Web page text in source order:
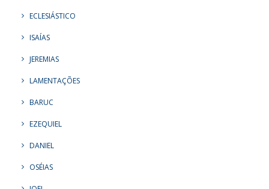
ECLESIÁSTICO
ISAÍAS
JEREMIAS
LAMENTAÇÕES
BARUC
EZEQUIEL
DANIEL
OSÉIAS